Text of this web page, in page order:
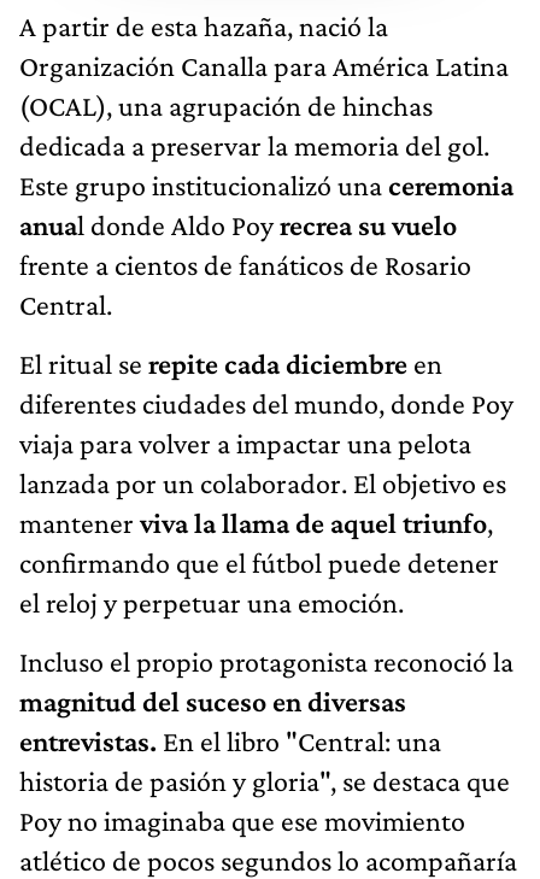
A partir de esta hazaña, nació la
Organización Canalla para América Latina
(OCAL), una agrupación de hinchas
dedicada a preservar la memoria del gol.
Este grupo institucionalizó unaceremonia
anual donde Aldo Poyrecrea su vuelo
frente a cientos de fanáticos de Rosario
Central.
El ritual se repite cada diciembre en
diferentes ciudades del mundo, donde Poy
viaja para volver a impactar una pelota
lanzada por un colaborador. El objetivo es
mantenerviva la llama de aquel triunfo,
confirmando que el fútbol puede detener
el reloj y perpetuar una emoción.
Incluso el propio protagonista reconoció la
magnitud del suceso en diversas
entrevistas. En el libro "Central: una
historia de pasión y gloria", se destaca que
Poy no imaginaba que ese movimiento
atlético de pocos segundos lo acompañaría